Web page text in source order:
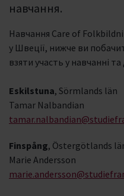
навчання.
Навчання Care of
у Швеції, нижче ви
взяти участь у навчанні
Eskilstuna, Sörmlands län
Tamar Nalbandian
Finspång, Östergötlands
Marie Andersson